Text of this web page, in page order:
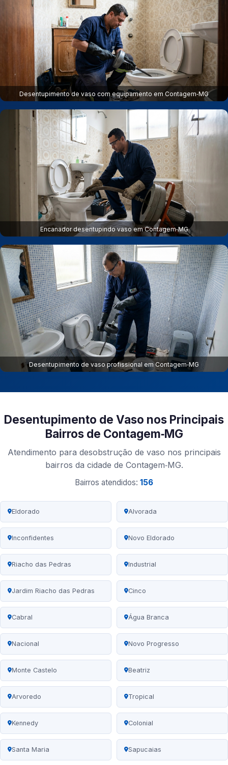
Desentupimento de vaso com equipamento em Contagem‑MG
Encanador desentupindo vaso em Contagem‑MG
Desentupimento de vaso profissional em Contagem‑MG
Desentupimento de Vaso nos Principais
Bairros de Contagem‑MG
Atendimento para desobstrução de vaso nos principais
bairros da cidade de Contagem‑MG.
Bairros atendidos: 156
Eldorado Alvorada
Inconfidentes Novo Eldorado
Riacho das Pedras Industrial
Jardim Riacho das Pedras Cinco
Cabral Água Branca
Nacional Novo Progresso
Monte Castelo Beatriz
Arvoredo Tropical
Kennedy Colonial
Santa Maria Sapucaias